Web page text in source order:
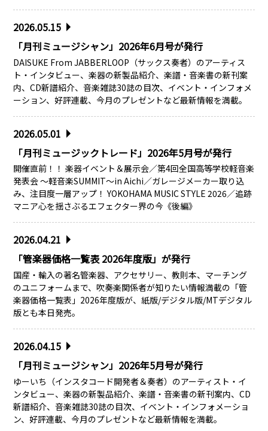
2026.05.15
「月刊ミュージシャン」2026年6月号が発行
DAISUKE From JABBERLOOP（サックス奏者）のアーティス
ト・インタビュー、楽器の新製品紹介、楽譜・音楽書の新刊案
内、CD新譜紹介、音楽雑誌30誌の目次、イベント・インフォメ
ーション、好評連載、今月のプレゼントなど最新情報を満載。
2026.05.01
「月刊ミュージックトレード」2026年5月号が発行
開催直前！！ 楽器イベント＆展示会／第4回全国高等学校軽音楽
発表会 ～軽音楽SUMMIT～in Aichi／ガレージメーカー取り込
み、注目度一層アップ！ YOKOHAMA MUSIC STYLE 2026／追跡
マニア心を揺さぶるエフェクター界の今《後編》
2026.04.21
「管楽器価格一覧表 2026年度版」が発行
国産・輸入の著名管楽器、アクセサリー、教則本、マーチング
のユニフォームまで、吹奏楽関係者が知りたい情報満載の「管
楽器価格一覧表」2026年度版が、紙版/デジタル版/MTデジタル
版とも本日発売。
2026.04.15
「月刊ミュージシャン」2026年5月号が発行
ゆーいち（インスタコード開発者＆奏者）のアーティスト・イ
ンタビュー、楽器の新製品紹介、楽譜・音楽書の新刊案内、CD
新譜紹介、音楽雑誌30誌の目次、イベント・インフォメーショ
ン、好評連載、今月のプレゼントなど最新情報を満載。